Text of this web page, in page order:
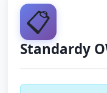
📋
Standardy